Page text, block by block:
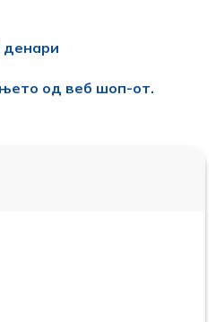
денари
од веб шоп-от.